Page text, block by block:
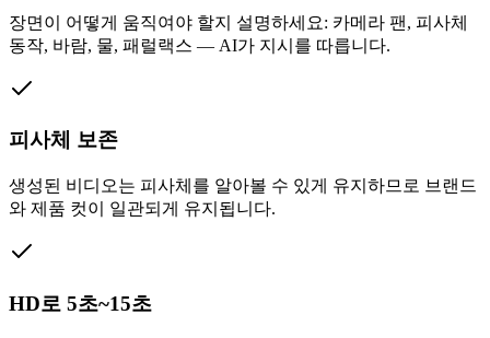
장면이 어떻게 움직여야 할지 설명하세요: 카메라 팬, 피사체
동작, 바람, 물, 패럴랙스 — AI가 지시를 따릅니다.
피사체 보존
생성된 비디오는 피사체를 알아볼 수 있게 유지하므로 브랜드
와 제품 컷이 일관되게 유지됩니다.
HD로 5초~15초